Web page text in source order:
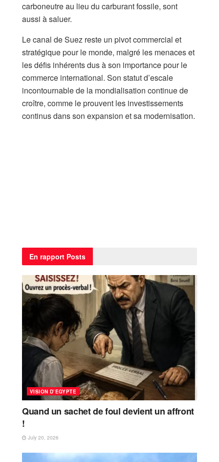
carboneutre au lieu du carburant fossile, sont
aussi à saluer.
Le canal de Suez reste un pivot commercial et
stratégique pour le monde, malgré les menaces et
les défis inhérents dus à son importance pour le
commerce international. Son statut d’escale
incontournable de la mondialisation continue de
croître, comme le prouvent les investissements
continus dans son expansion et sa modernisation.
En rapport Posts
VISION D’EGYPTE
Quand un sachet de foul devient un affront
!
July 20, 2026